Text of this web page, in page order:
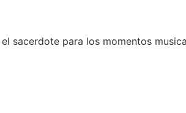
sacerdote para los momentos